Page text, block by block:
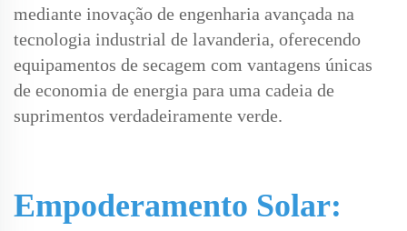
mediante inovação de engenharia avançada na
tecnologia industrial de lavanderia, oferecendo
equipamentos de secagem com vantagens únicas
de economia de energia para uma cadeia de
suprimentos verdadeiramente verde.
Empoderamento Solar: